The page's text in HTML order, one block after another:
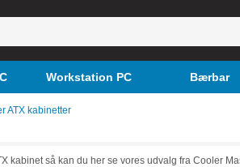
Workstation PC Bærbar
ATX kabinetter
kabinet så kan du her se vores udvalg fra Cooler